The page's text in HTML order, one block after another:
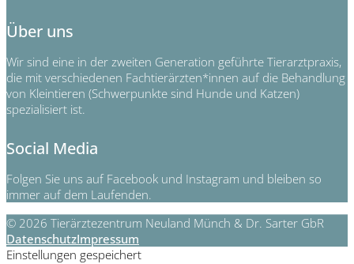
Über uns
Wir sind eine in der zweiten Generation geführte Tierarztpraxis,
die mit verschiedenen Fachtierärzten*innen auf die Behandlung
von Kleintieren (Schwerpunkte sind Hunde und Katzen)
spezialisiert ist.
Social Media
Folgen Sie uns auf Facebook und Instagram und bleiben so
immer auf dem Laufenden.
© 2026 Tierärztezentrum Neuland Münch & Dr. Sarter GbR
DatenschutzImpressum
Einstellungen gespeichert